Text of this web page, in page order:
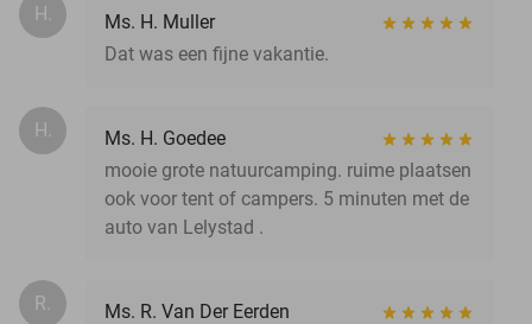
H.
Ms. H. Muller
Dat was een fijne vakantie.
H.
Ms. H. Goedee
mooie grote natuurcamping. ruime plaatsen
ook voor tent of campers. 5 minuten met de
auto van Lelystad .
R.
Ms. R. Van Der Eerden